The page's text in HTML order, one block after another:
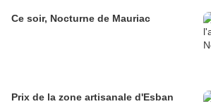
Ce soir, Nocturne de Mauriac
Prix de la zone artisanale d'Esban